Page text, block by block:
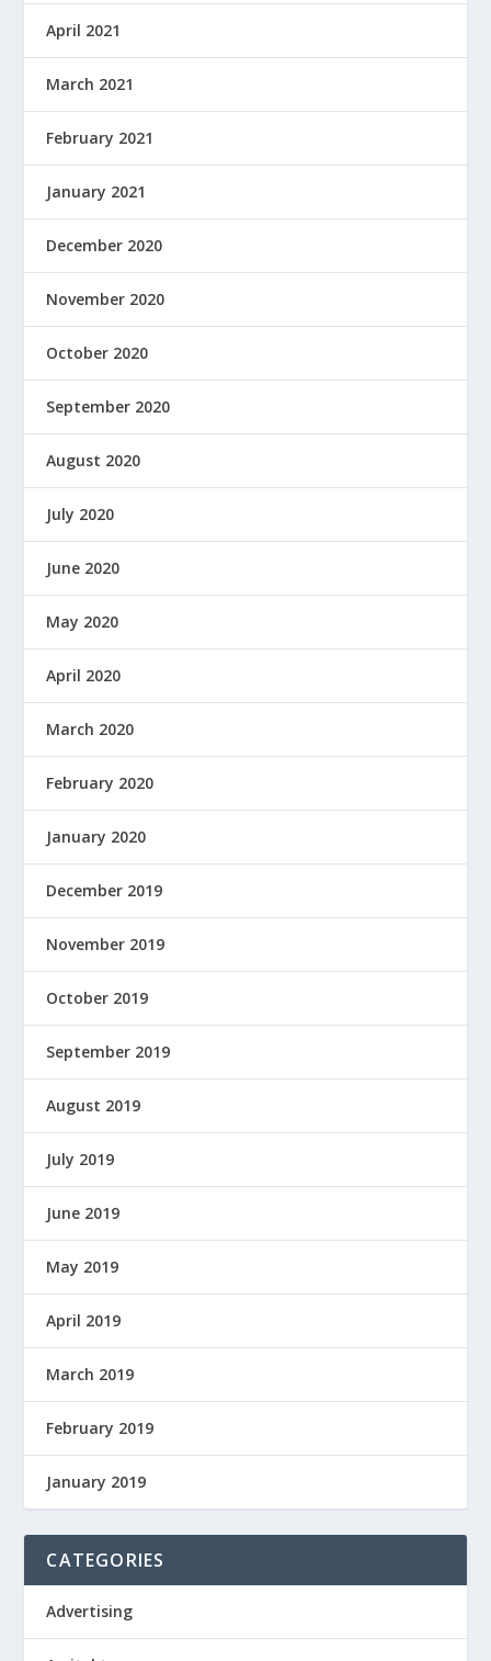
April 2021
March 2021
February 2021
January 2021
December 2020
November 2020
October 2020
September 2020
August 2020
July 2020
June 2020
May 2020
April 2020
March 2020
February 2020
January 2020
December 2019
November 2019
October 2019
September 2019
August 2019
July 2019
June 2019
May 2019
April 2019
March 2019
February 2019
January 2019
CATEGORIES
Advertising